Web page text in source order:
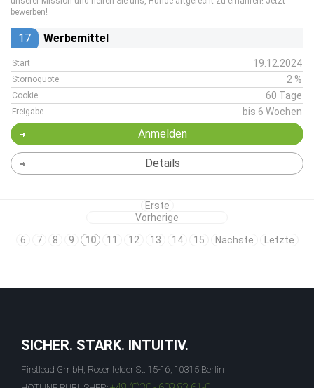
bewerben!
17 Werbemittel
Start 19.12.2024
Stornoquote 2 %
Cookie 60 Tage
Freigabe bis 6 Wochen
Anmelden
Details
Erste
Vorherige
6
7 8 9 10 11 12 13 14 15 Nächste Letzte
SICHER. STARK. INTUITIV.
Firstlead GmbH, Rosenfelder St. 15-16, 10315 Berlin